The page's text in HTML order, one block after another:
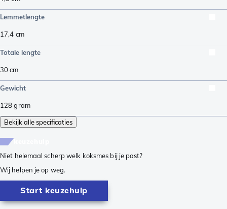
Lemmetlengte
17,4 cm
Totale lengte
30cm
Gewicht
128gram
Bekijk alle specificaties
Niet helemaal scherp welk koksmes bij je past?
Wij helpen je op weg.
Start keuzehulp